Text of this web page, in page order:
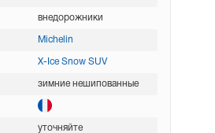
внедорожники
Michelin
X-Ice Snow SUV
зимние нешипованные
уточняйте